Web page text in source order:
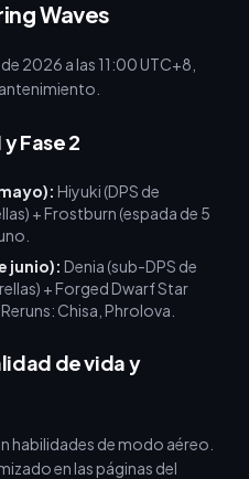
Waves
2026 a las 11:00 UTC+8,
Fase 2
Hiyuki (DPS de
+ Frostburn (espada de 5
junio): Denia (sub-DPS de
+ Forged Dwarf Star
Chisa, Phrolova.
de vida y
habilidades de modo aéreo.
en las páginas del